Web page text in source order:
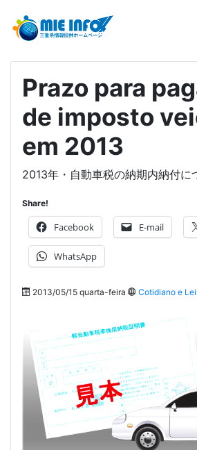
Prazo para
de imposto
em 2013
2013年・自動車税の納期内納付に
Share!
Facebook E-mail
WhatsApp
2013/05/15 quarta-feira Cotidiano e